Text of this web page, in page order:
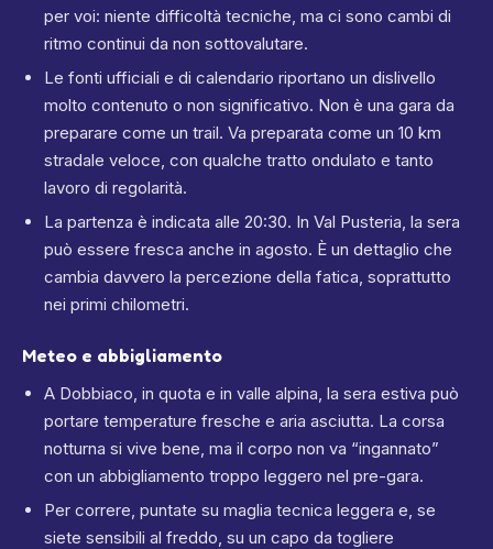
per voi: niente difficoltà tecniche, ma ci sono cambi di
ritmo continui da non sottovalutare.
Le fonti ufficiali e di calendario riportano un dislivello
molto contenuto o non significativo. Non è una gara da
preparare come un trail. Va preparata come un 10 km
stradale veloce, con qualche tratto ondulato e tanto
lavoro di regolarità.
La partenza è indicata alle 20:30. In Val Pusteria, la sera
può essere fresca anche in agosto. È un dettaglio che
cambia davvero la percezione della fatica, soprattutto
nei primi chilometri.
Meteo e abbigliamento
A Dobbiaco, in quota e in valle alpina, la sera estiva può
portare temperature fresche e aria asciutta. La corsa
notturna si vive bene, ma il corpo non va “ingannato”
con un abbigliamento troppo leggero nel pre-gara.
Per correre, puntate su maglia tecnica leggera e, se
siete sensibili al freddo, su un capo da togliere